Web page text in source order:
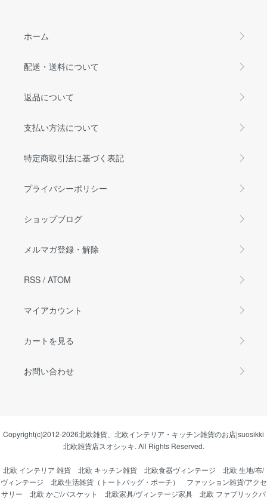
ホーム
配送・送料について
返品について
支払い方法について
特定商取引法に基づく表記
プライバシーポリシー
ショップブログ
メルマガ登録・解除
RSS / ATOM
マイアカウント
カートを見る
お問い合わせ
Copyright(c)2012-2026北欧雑貨、北欧インテリア・キッチン雑貨のお店|suosikki
北欧雑貨店スオシッキ. All Rights Reserved.
北欧 インテリア 雑貨 北欧 キッチン雑貨 北欧食器ヴィンテージ
北欧 生地/布/
ヴィンテージ
北欧生活雑貨（トートバッグ・ポーチ）
ファッション雑貨/アクセ
サリー
北欧 かご/バスケット 北欧家具/ヴィンテージ家具 北欧 ファブリックパ